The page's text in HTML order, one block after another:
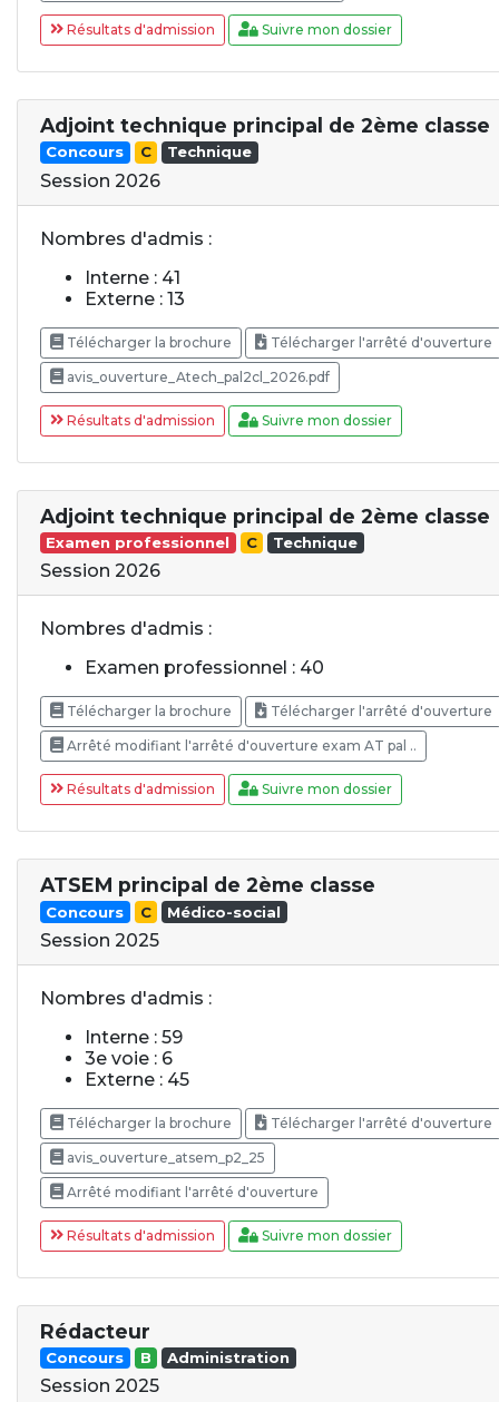
Résultats d'admission Suivre mon dossier
Adjoint technique principal de 2ème classe
Concours C Technique
Session 2026
Nombres d'admis :
Interne : 41
Externe : 13
Télécharger la brochure Télécharger l'arrêté d'ouverture
avis_ouverture_Atech_pal2cl_2026.pdf
Résultats d'admission Suivre mon dossier
Adjoint technique principal de 2ème classe
Examen professionnel C Technique
Session 2026
Nombres d'admis :
Examen professionnel : 40
Télécharger la brochure Télécharger l'arrêté d'ouverture
Arrêté modifiant l'arrêté d'ouverture exam AT pal ..
Résultats d'admission Suivre mon dossier
ATSEM principal de 2ème classe
Concours C Médico-social
Session 2025
Nombres d'admis :
Interne : 59
3e voie : 6
Externe : 45
Télécharger la brochure Télécharger l'arrêté d'ouverture
avis_ouverture_atsem_p2_25
Arrêté modifiant l'arrêté d'ouverture
Résultats d'admission Suivre mon dossier
Rédacteur
Concours B Administration
Session 2025